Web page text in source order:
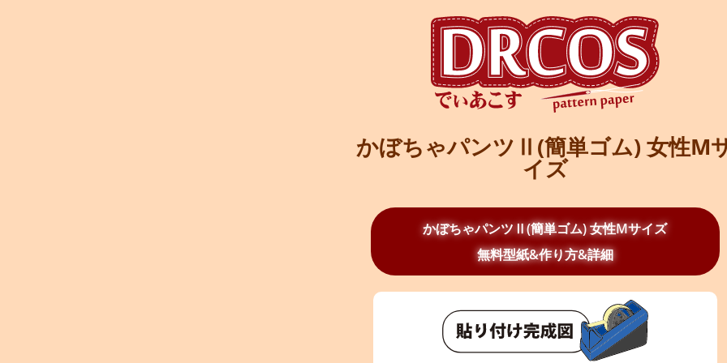
かぼちゃパンツⅡ(簡単ゴム) 女性M
イズ
かぼちゃパンツⅡ(簡単ゴム) 女性Mサイズ
無料型紙&作り方&詳細